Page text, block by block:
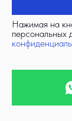
Нажимая на
персональных